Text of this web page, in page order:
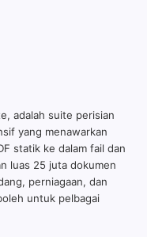
adalah suite perisian
yang menawarkan
statik ke dalam fail dan
luas 25 juta dokumen
perniagaan, dan
untuk pelbagai